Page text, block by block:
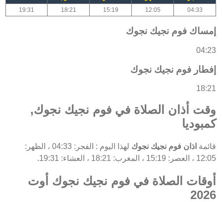
04:33
12:05
15:19
18:21
19:31
إمساك فوم نجيك نجوك
04:23
إفطار فوم نجيك نجوك
18:21
وقت أذان الصلاة في فوم نجيك نجوك,
كمبوديا
قائمة اذان فوم نجيك نجوك
لهذا اليوم : الفجر: 04:33 ، الظهر:
12:05 ، العصر: 15:19 ، المغرب: 18:21 ، العشاء: 19:31.
أوقات الصلاة في فوم نجيك نجوك أوت
2026